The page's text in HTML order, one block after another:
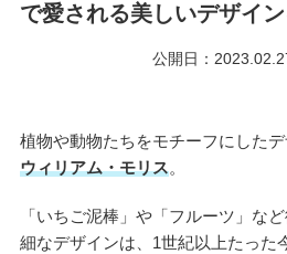
で愛される美しいデザイ
公開日：
植物や動物たちをモチーフにした
ウィリアム・モリス。
「いちご泥棒」や「フルーツ」な
細なデザインは、1世紀以上たった